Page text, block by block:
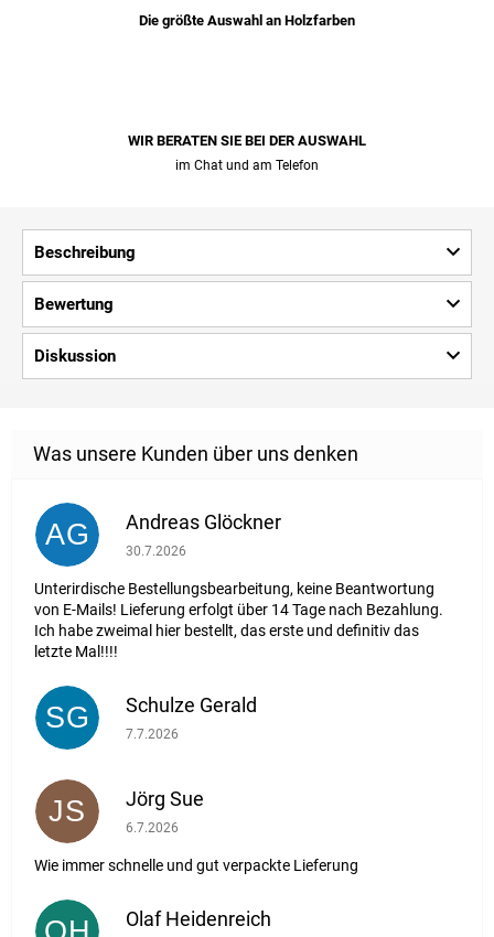
Die größte Auswahl an Holzfarben
WIR BERATEN SIE BEI ​​DER AUSWAHL
im Chat und am Telefon
Beschreibung
Bewertung
Diskussion
AG Andreas Glöckner
Die Shop-Bewertung beträgt 1 von 5 Sternen.
30.7.2026
Unterirdische Bestellungsbearbeitung, keine Beantwortung
von E-Mails! Lieferung erfolgt über 14 Tage nach Bezahlung.
Ich habe zweimal hier bestellt, das erste und definitiv das
letzte Mal!!!!
SG Schulze Gerald
Die Shop-Bewertung beträgt 5 von 5 Sternen.
7.7.2026
JS Jörg Sue
Die Shop-Bewertung beträgt 5 von 5 Sternen.
6.7.2026
Wie immer schnelle und gut verpackte Lieferung
Olaf Heidenreich